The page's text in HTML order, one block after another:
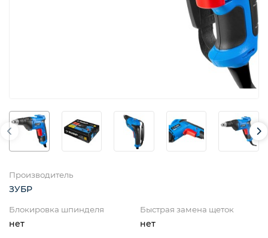
Производитель
ЗУБР
Блокировка шпинделя
нет
Быстрая замена щеток
нет